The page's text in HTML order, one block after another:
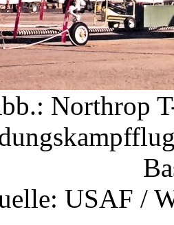
Northrop
USAF /